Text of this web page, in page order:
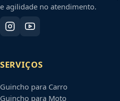
e agilidade no atendimento.
SERVIÇOS
Guincho para Carro
Guincho para Moto